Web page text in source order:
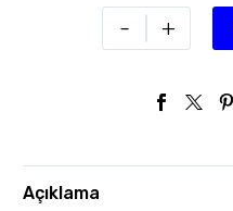
- +
Açıklama